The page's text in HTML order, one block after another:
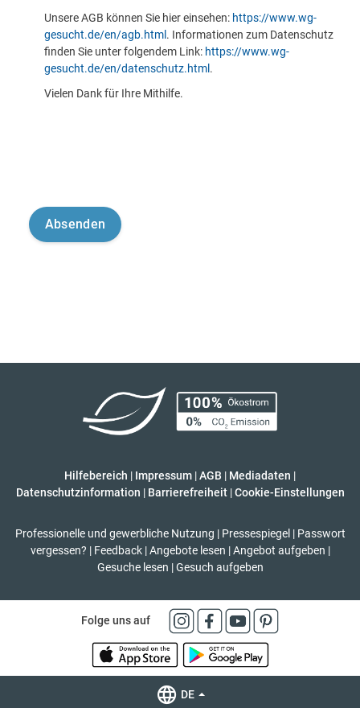
Unsere AGB können Sie hier einsehen: https://www.wg-
gesucht.de/en/agb.html . Informationen zum Datenschutz
finden Sie unter folgendem Link: https://www.wg-
gesucht.de/en/datenschutz.html .
Vielen Dank für Ihre Mithilfe.
Hilfebereich | Impressum |AGB | Mediadaten |
Datenschutzinformation | Barrierefreiheit | Cookie-Einstellungen
Professionelle und gewerbliche Nutzung | Pressespiegel | Passwort
vergessen? | Feedback | Angebote lesen | Angebot aufgeben |
Gesuche lesen | Gesuch aufgeben
Folge uns auf
DE